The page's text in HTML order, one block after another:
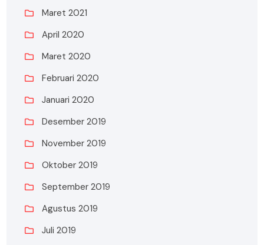
Maret 2021
April 2020
Maret 2020
Februari 2020
Januari 2020
Desember 2019
November 2019
Oktober 2019
September 2019
Agustus 2019
Juli 2019